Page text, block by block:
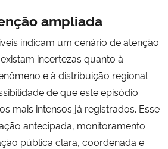
ampliada
indicam um cenário de atenção
incertezas quanto à
e à distribuição regional
de que este episódio
mais intensos já registrados. Esse
antecipada, monitoramento
pública clara, coordenada e